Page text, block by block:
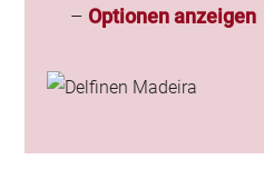
– Optionen anzeigen